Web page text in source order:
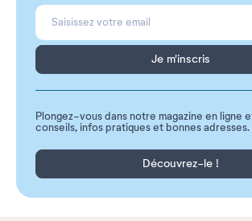
Je m'inscris
Plongez-vous dans notre magazine en ligne
conseils, infos pratiques et bonnes adresses.
Découvrez-le !